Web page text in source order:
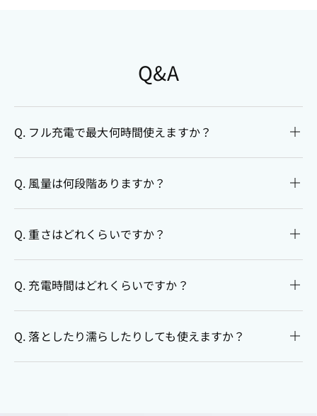
Q&A
Q. フル充電で最大何時間使えますか？
Q. 風量は何段階ありますか？
Q. 重さはどれくらいですか？
Q. 充電時間はどれくらいですか？
Q. 落としたり濡らしたりしても使えますか？